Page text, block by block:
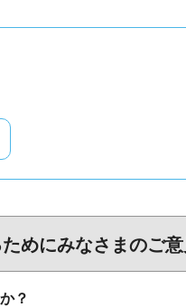
めにみなさまのご
？